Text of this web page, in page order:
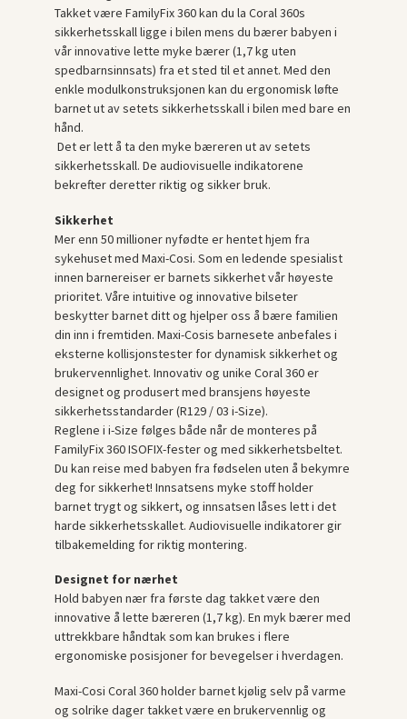
Takket være FamilyFix 360 kan du la Coral 360s
sikkerhetsskall ligge i bilen mens du bærer babyen i
vår innovative lette myke bærer (1,7 kg uten
spedbarnsinnsats) fra et sted til et annet. Med den
enkle modulkonstruksjonen kan du ergonomisk løfte
barnet ut av setets sikkerhetsskall i bilen med bare en
hånd.
Det er lett å ta den myke bæreren ut av setets
sikkerhetsskall. De audiovisuelle indikatorene
bekrefter deretter riktig og sikker bruk.
Sikkerhet
Mer enn 50 millioner nyfødte er hentet hjem fra
sykehuset med Maxi-Cosi. Som en ledende spesialist
innen barnereiser er barnets sikkerhet vår høyeste
prioritet. Våre intuitive og innovative bilseter
beskytter barnet ditt og hjelper oss å bære familien
din inn i fremtiden. Maxi-Cosis barnesete anbefales i
eksterne kollisjonstester for dynamisk sikkerhet og
brukervennlighet. Innovativ og unike Coral 360 er
designet og produsert med bransjens høyeste
sikkerhetsstandarder (R129 / 03 i-Size).
Reglene i i-Size følges både når de monteres på
FamilyFix 360 ISOFIX-fester og med sikkerhetsbeltet.
Du kan reise med babyen fra fødselen uten å bekymre
deg for sikkerhet! Innsatsens myke stoff holder
barnet trygt og sikkert, og innsatsen låses lett i det
harde sikkerhetsskallet. Audiovisuelle indikatorer gir
tilbakemelding for riktig montering.
Designet for nærhet
Hold babyen nær fra første dag takket være den
innovative å lette bæreren (1,7 kg). En myk bærer med
uttrekkbare håndtak som kan brukes i flere
ergonomiske posisjoner for bevegelser i hverdagen.
Maxi-Cosi Coral 360 holder barnet kjølig selv på varme
og solrike dager takket være en brukervennlig og